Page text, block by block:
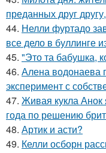
преданных друг
44. Нелли фуртадо
все дело в буллинге
45. "Это та бабушка,
46. Алена водонаева
эксперимент с
47. Живая кукла Анок
года по решению
48. Артик и асти?
49. Келли осборн